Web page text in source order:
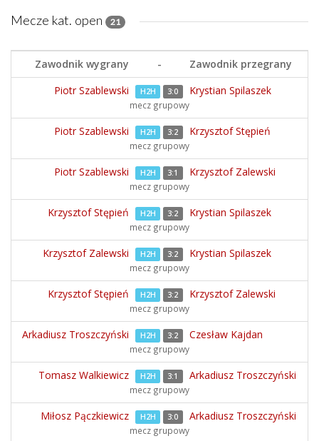
Mecze kat. open 21
Zawodnik wygrany -
Zawodnik przegrany
Piotr Szablewski
H2H 3:0 Krystian Spilaszek
mecz grupowy
Piotr Szablewski H2H 3:2 Krzysztof Stępień
mecz grupowy
Piotr Szablewski H2H 3:1 Krzysztof Zalewski
mecz grupowy
Krzysztof Stępień H2H 3:2 Krystian Spilaszek
mecz grupowy
Krzysztof Zalewski H2H 3:2 Krystian Spilaszek
mecz grupowy
Krzysztof Stępień H2H 3:2 Krzysztof Zalewski
mecz grupowy
Arkadiusz Troszczyński H2H 3:2 Czesław Kajdan
mecz grupowy
Tomasz Walkiewicz H2H 3:1 Arkadiusz Troszczyński
mecz grupowy
Miłosz Pączkiewicz H2H 3:0 Arkadiusz Troszczyński
mecz grupowy